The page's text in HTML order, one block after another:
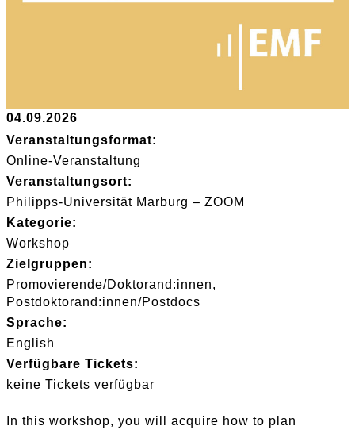
04.09.2026
Veranstaltungsformat:
Online-Veranstaltung
Veranstaltungsort:
Philipps-Universität Marburg – ZOOM
Kategorie:
Workshop
Zielgruppen:
Promovierende/Doktorand:innen
Postdoktorand:innen/Postdocs
Sprache:
English
Verfügbare Tickets:
keine Tickets verfügbar
In this workshop, you will acquire how to plan